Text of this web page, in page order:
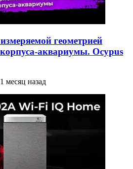
геометрией
аквариумы. Ocypus
1 месяц назад